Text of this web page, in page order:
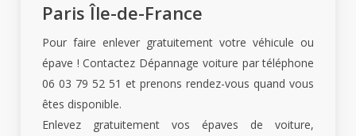
Paris Île-de-France
Pour faire enlever gratuitement votre véhicule ou
épave ! Contactez Dépannage voiture par téléphone
06 03 79 52 51 et prenons rendez-vous quand vous
êtes disponible.
Enlevez gratuitement vos épaves de voiture,